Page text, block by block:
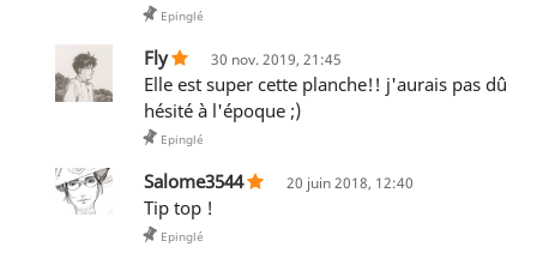
Epinglé
Fly 30 nov. 2019, 21:45
Elle est super cette planche!! j'aurais pas dû
hésité à l'époque ;)
Epinglé
Salome3544 20 juin 2018, 12:40
Tip top !
Epinglé